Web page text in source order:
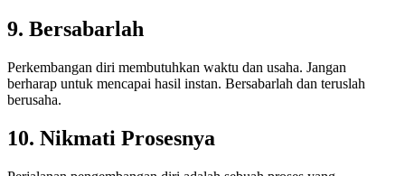
9. Bersabarlah
Perkembangan diri membutuhkan waktu dan usaha. Jangan
berharap untuk mencapai hasil instan. Bersabarlah dan teruslah
berusaha.
10. Nikmati Prosesnya